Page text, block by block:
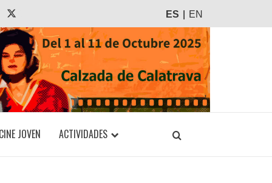
ES EN
JOVEN ACTIVIDADES